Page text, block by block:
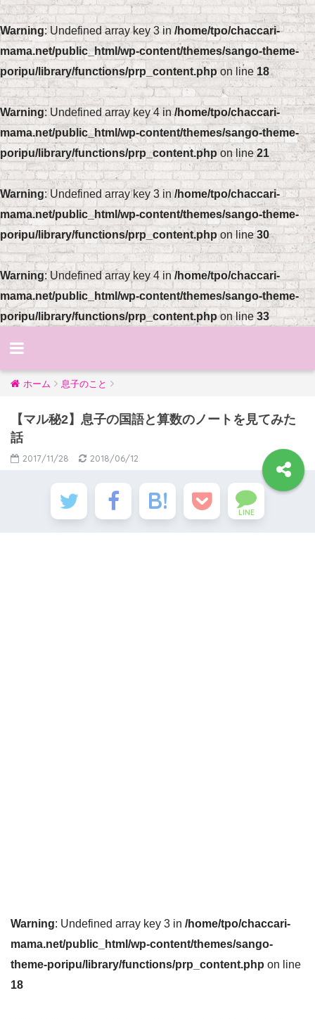
Warning: Undefined array key 3 in/home/tpo/chaccari-
mama.net/public_html/wp-content/themes/sango-theme-
poripu/library/functions/prp_content.phpon line18
Warning: Undefined array key 4 in/home/tpo/chaccari-
mama.net/public_html/wp-content/themes/sango-theme-
poripu/library/functions/prp_content.phpon line21
Warning: Undefined array key 3 in/home/tpo/chaccari-
mama.net/public_html/wp-content/themes/sango-theme-
poripu/library/functions/prp_content.phpon line30
Warning: Undefined array key 4 in/home/tpo/chaccari-
mama.net/public_html/wp-content/themes/sango-theme-
poripu/library/functions/prp_content.phpon line33
ホーム 息子のこと
【マル秘2】息子の国語と算数のノートを見てみた
話
2017/11/28 2018/06/12
LINE
Warning: Undefined array key 3 in /home/tpo/chaccari-
mama.net/public_html/wp-content/themes/sango-
theme-poripu/library/functions/prp_content.php on line
18